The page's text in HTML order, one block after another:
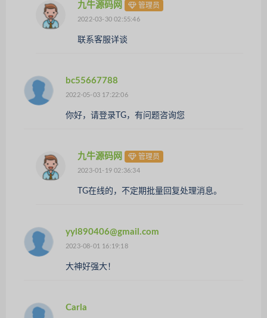
九牛源码网 管理员
2022-03-30 02:55:46
联系客服详谈
bc55667788
2022-05-03 17:22:06
你好，请登录TG，有问题咨询您
九牛源码网 管理员
2023-01-19 02:36:34
TG在线的，不定期批量回复处理消息。
yyl890406@gmail.com
2023-08-01 16:19:18
大神好强大！
Carla